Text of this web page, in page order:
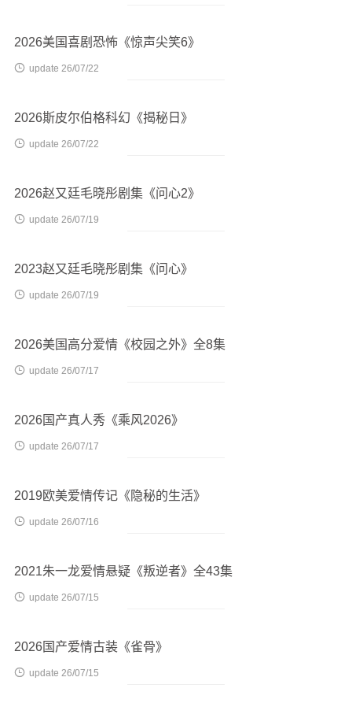
2026美国喜剧恐怖《惊声尖笑6》
 update 26/07/22
2026斯皮尔伯格科幻《揭秘日》
 update 26/07/22
2026赵又廷毛晓彤剧集《问心2》
 update 26/07/19
2023赵又廷毛晓彤剧集《问心》
 update 26/07/19
2026美国高分爱情《校园之外》全8集
 update 26/07/17
2026国产真人秀《乘风2026》
 update 26/07/17
2019欧美爱情传记《隐秘的生活》
 update 26/07/16
2021朱一龙爱情悬疑《叛逆者》全43集
 update 26/07/15
2026国产爱情古装《雀骨》
 update 26/07/15